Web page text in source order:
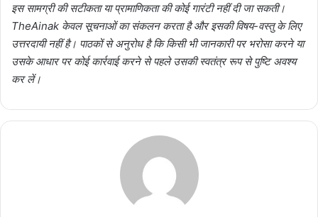
इस सामग्री की सटीकता या प्रामाणिकता की कोई गारंटी नहीं दी जा सकती।
TheAinak केवल सूचनाओं का संकलन करता है और इसकी विषय-वस्तु के लिए
उत्तरदायी नहीं है। पाठकों से अनुरोध है कि किसी भी जानकारी पर भरोसा करने या
उसके आधार पर कोई कार्रवाई करने से पहले उसकी स्वतंत्र रूप से पुष्टि अवश्य
कर लें।